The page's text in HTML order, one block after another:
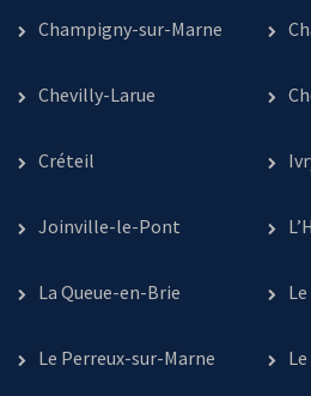
Champigny-sur-Marne
Chevilly-Larue
Créteil
Joinville-le-Pont
La Queue-en-Brie
Le Perreux-sur-Marne